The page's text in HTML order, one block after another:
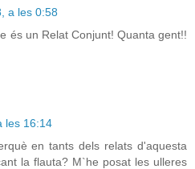
a les 0:58
és un Relat Conjunt! Quanta gent!!
les 16:14
en tants dels relats d'aquesta
la flauta? M`he posat les ulleres